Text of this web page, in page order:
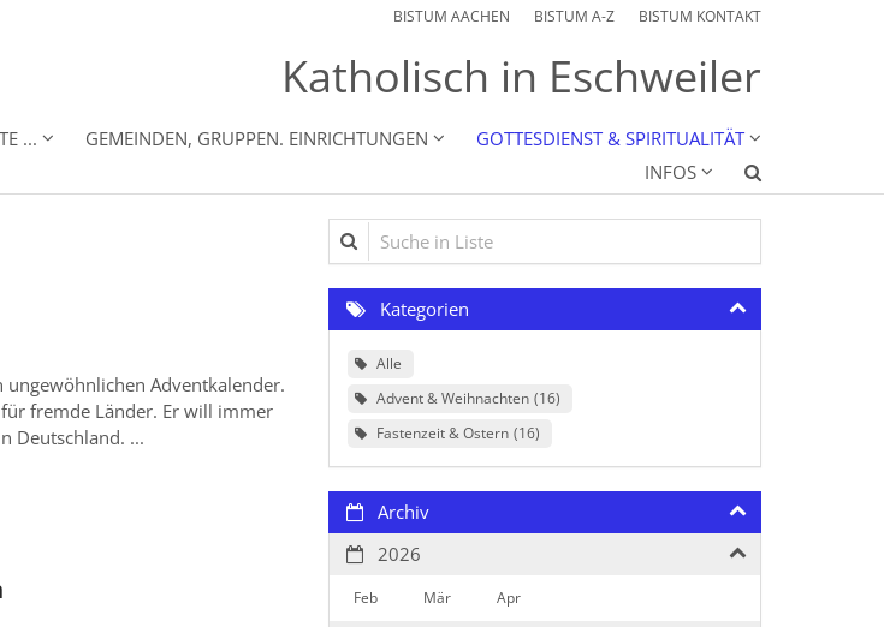
BISTUM AACHEN BISTUM A-Z BISTUM KONTAKT
Katholisch in Eschweiler
... GEMEINDEN, GRUPPEN. EINRICHTUNGEN
GOTTESDIENST & SPIRITUALITÄT
INFOS
ungewöhnlichen Adventkalender.
fremde Länder. Er will immer
Deutschland. ...
Suche in Liste
Kategorien
Alle
Advent & Weihnachten 16
Fastenzeit & Ostern 16
Archiv
2026
Feb Mär Apr